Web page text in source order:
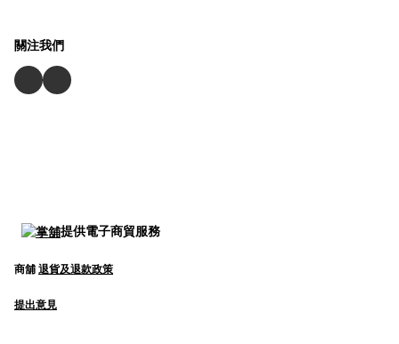
關注我們
提供電子商貿服務
商舖 退貨及退款政策
提出意見